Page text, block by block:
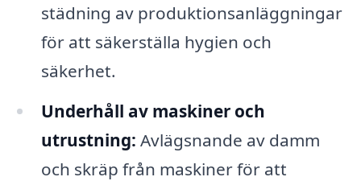
städning av produktionsanläggningar
för att säkerställa hygien och
säkerhet.
Underhåll av maskiner och
utrustning: Avlägsnande av damm
och skräp från maskiner för att